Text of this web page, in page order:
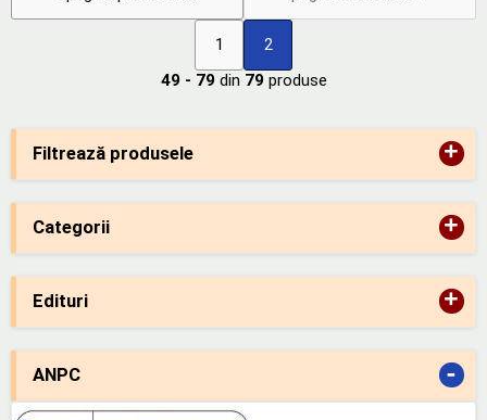
Filtrează produsele +
Categorii +
Edituri +
ANPC -
1 2
49 - 79 din 79 produse